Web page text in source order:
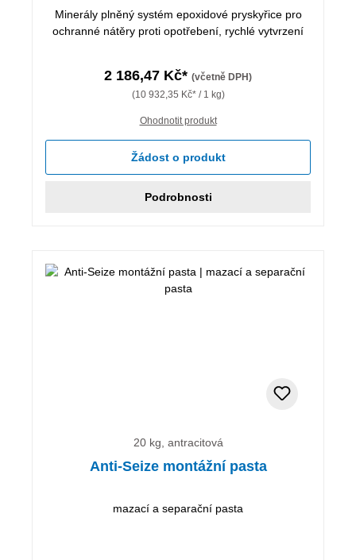
Minerály plněný systém epoxidové pryskyřice pro
ochranné nátěry proti opotřebení, rychlé vytvrzení
2 186,47 Kč* (včetně DPH)
(10 932,35 Kč* / 1 kg)
Ohodnotit produkt
Žádost o produkt
Podrobnosti
20 kg, antracitová
Anti-Seize montážní pasta
mazací a separační pasta